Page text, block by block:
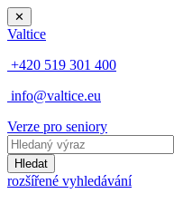
✕
Valtice
+420 519 301 400
info@valtice.eu
Verze pro seniory
Hledat
rozšířené vyhledávání